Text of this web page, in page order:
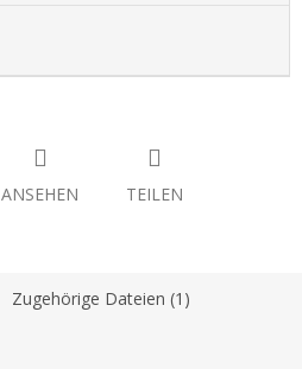
ANSEHEN TEILEN
Zugehörige Dateien (1)